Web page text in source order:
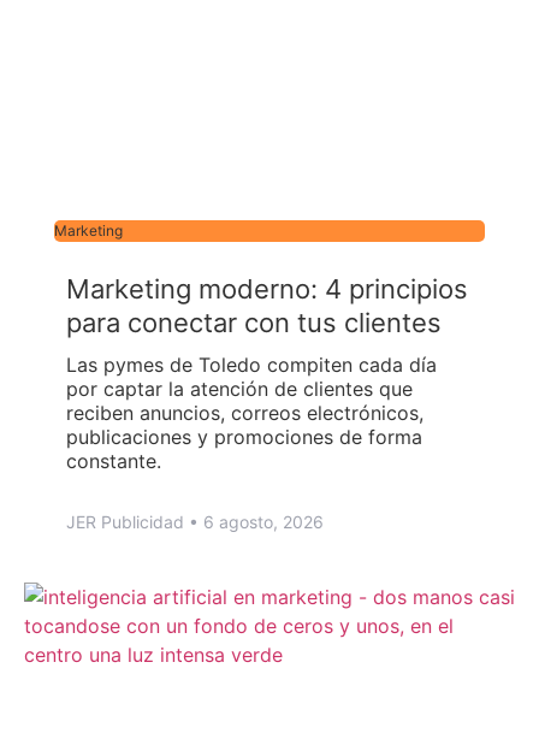
Marketing
Marketing moderno: 4 principios
para conectar con tus clientes
Las pymes de Toledo compiten cada día
por captar la atención de clientes que
reciben anuncios, correos electrónicos,
publicaciones y promociones de forma
constante.
JER Publicidad 6 agosto, 2026